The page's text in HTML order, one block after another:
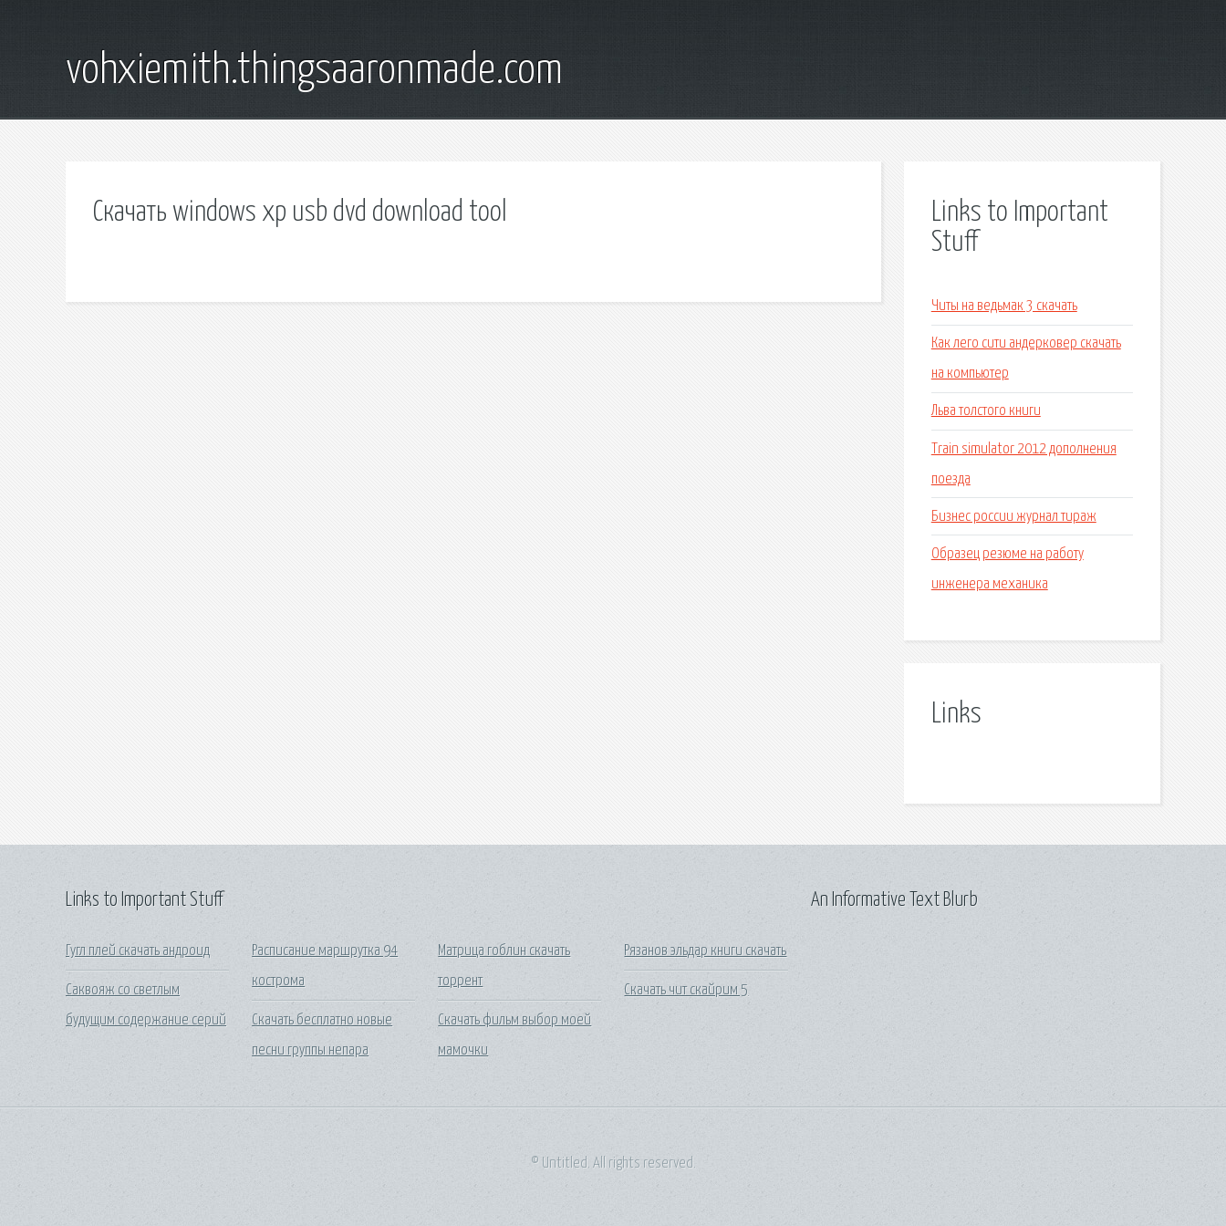
vohxiemith.thingsaaronmade.com
Скачать windows xp usb dvd download tool
Links to Important
Stuff
Читы на ведьмак 3 скачать
Как лего сити андерковер скачать
на компьютер
Льва толстого книги
Train simulator 2012 дополнения
поезда
Бизнес россии журнал тираж
Образец резюме на работу
инженера механика
Links
Links to Important Stuff
Гугл плей скачать андроид
Саквояж со светлым
будущим содержание серий
Расписание маршрутка 94
кострома
Скачать бесплатно новые
песни группы непара
Матрица гоблин скачать
торрент
Скачать фильм выбор моей
мамочки
Рязанов эльдар книги скачать
Скачать чит скайрим 5
An Informative Text Blurb
© Untitled. All rights reserved.